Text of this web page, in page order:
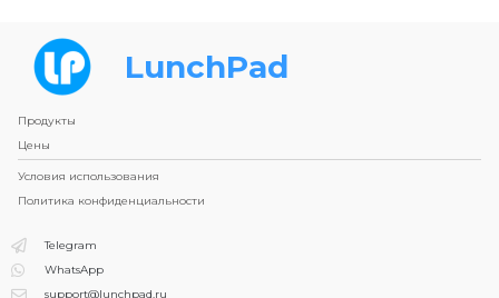
LunchPad
Продукты
Цены
Условия использования
Политика конфиденциальности
Telegram
WhatsApp
support@lunchpad.ru